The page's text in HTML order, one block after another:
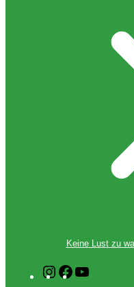
Keine Lust zu
I
F